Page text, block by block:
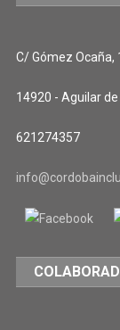
C/ Gómez Ocaña,
14920 - Aguilar
621274357